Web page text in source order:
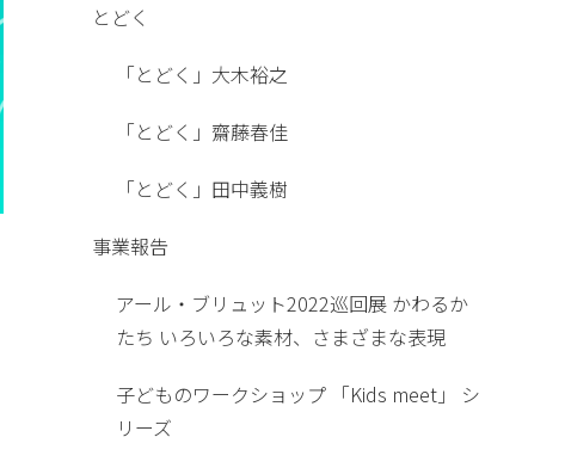
とどく
「とどく」大木裕之
「とどく」齋藤春佳
「とどく」田中義樹
事業報告
アール・ブリュット2022巡回展 かわるか
たち いろいろな素材、さまざまな表現
子どものワークショップ 「Kids meet」 シ
リーズ